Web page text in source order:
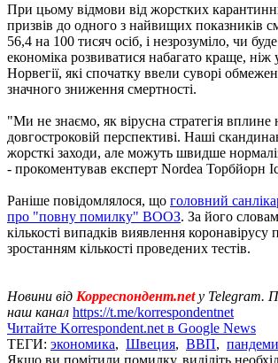
При цьому відмови від жорстких
призвів до одного з найвищих показників
56,4 на 100 тисяч осіб, і незрозуміло, чи
економіка розвиватися набагато краще, ніж у
Норвегії, які спочатку ввели суворі
значного зниження смертності.
"Ми не знаємо, як вірусна стратегія вплине
довгостроковій перспективі. Наші
жорсткі заходи, але можуть швидше
- прокоментував експерт Nordea Торбйорн
Раніше повідомлялося, що головний
про "повну помилку" ВООЗ. За його
кількості випадків виявлення коронавірусу
зростанням кількості проведених тестів.
Новини від Корреспондент.net у Telegram.
наш канал https://t.me/korrespondentnet
Читайте Korrespondent.net в Google News
ТЕГИ: экономика, Швеция, ВВП,
Якщо ви помітили помилку, виділіть